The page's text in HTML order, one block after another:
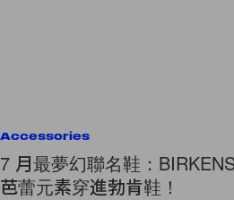
Accessories
7 月最夢幻聯名鞋：
芭蕾元素穿進勃肯鞋！